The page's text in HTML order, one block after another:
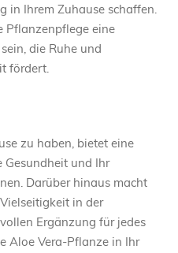
in Ihrem Zuhause schaffen.
Pflanzenpflege eine
die Ruhe und
fördert.
zu haben, bietet eine
Gesundheit und Ihr
Darüber hinaus macht
in der
Ergänzung für jedes
Aloe Vera-Pflanze in Ihr